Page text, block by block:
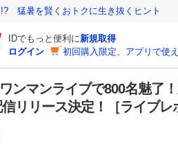
猛暑を賢くおトクに生き抜くヒント
IDでもっと便利に新規取得
ログイン
初回購入限定、アプリで使
ンマンライブで800名魅了
リリース決定！［ライブレ